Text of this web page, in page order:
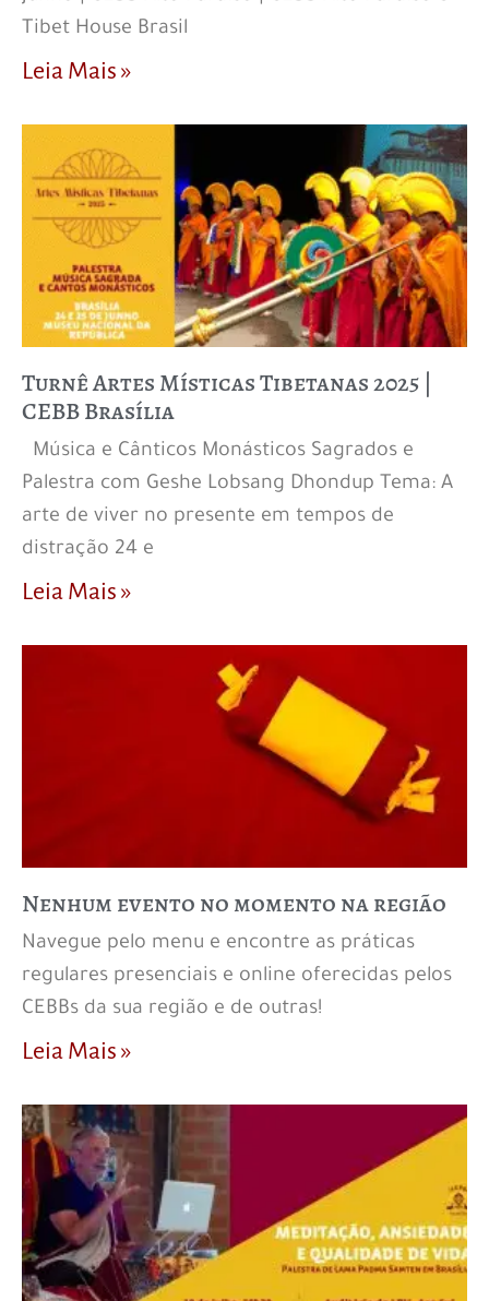
Tibet House Brasil
Leia Mais »
Turnê Artes Místicas Tibetanas 2025 |
CEBB Brasília
Música e Cânticos Monásticos Sagrados e
Palestra com Geshe Lobsang Dhondup Tema: A
arte de viver no presente em tempos de
distração 24 e
Leia Mais »
Nenhum evento no momento na região
Navegue pelo menu e encontre as práticas
regulares presenciais e online oferecidas pelos
CEBBs da sua região e de outras!
Leia Mais »